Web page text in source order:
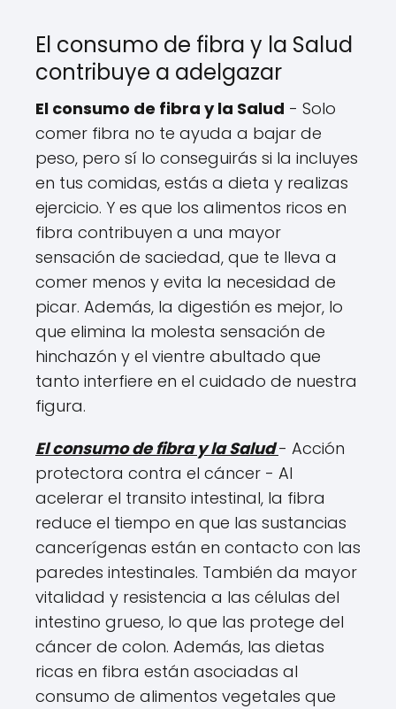
El consumo de fibra y la Salud
contribuye a adelgazar
El consumo de fibra y la Salud - Solo
comer fibra no te ayuda a bajar de
peso, pero sí lo conseguirás si la incluyes
en tus comidas, estás a dieta y realizas
ejercicio. Y es que los alimentos ricos en
fibra contribuyen a una mayor
sensación de saciedad, que te lleva a
comer menos y evita la necesidad de
picar. Además, la digestión es mejor, lo
que elimina la molesta sensación de
hinchazón y el vientre abultado que
tanto interfiere en el cuidado de nuestra
figura.
El consumo de fibra y la Salud - Acción
protectora contra el cáncer - Al
acelerar el transito intestinal, la fibra
reduce el tiempo en que las sustancias
cancerígenas están en contacto con las
paredes intestinales. También da mayor
vitalidad y resistencia a las células del
intestino grueso, lo que las protege del
cáncer de colon. Además, las dietas
ricas en fibra están asociadas al
consumo de alimentos vegetales que